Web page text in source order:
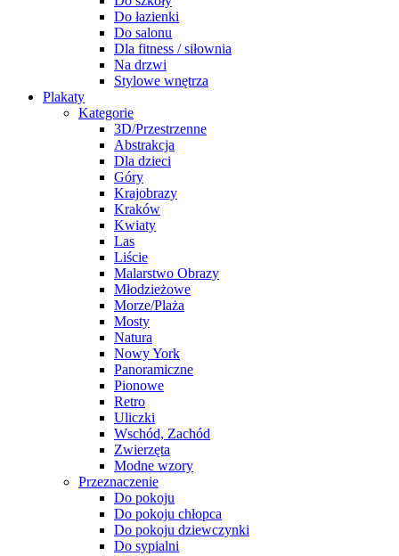
Do łazienki
Do salonu
Dla fitness / siłownia
Na drzwi
Stylowe wnętrza
Plakaty
Kategorie
3D/Przestrzenne
Abstrakcja
Dla dzieci
Góry
Krajobrazy
Kraków
Kwiaty
Las
Liście
Malarstwo Obrazy
Młodzieżowe
Morze/Plaża
Mosty
Natura
Nowy York
Panoramiczne
Pionowe
Retro
Uliczki
Wschód, Zachód
Zwierzęta
Modne wzory
Przeznaczenie
Do pokoju
Do pokoju chłopca
Do pokoju dziewczynki
Do sypialni